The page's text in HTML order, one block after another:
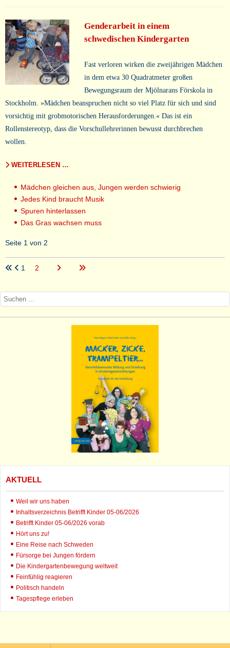
Genderarbeit in einem
schwedischen Kindergarten
Fast verloren wirken die zweijährigen Mädchen
in dem etwa 30 Quadratmeter großen
Bewegungsraum der Mjölnarans Förskola in
Stockholm. »Mädchen beanspruchen nicht so viel Platz für sich und sind
vorsichtig mit grobmotorischen Herausforderungen.« Das ist ein
Rollenstereotyp, dass die Vorschullehrerinnen bewusst durchbrechen
wollen.
WEITERLESEN …
Mädchen gleichen aus, Jungen werden schwierig
Jedes Kind braucht Musik
Spuren hinterlassen
Das Gras wachsen muss
Seite 1 von 2
1 2
AKTUELL
Weil wir uns haben
Inhaltsverzeichnis Betrifft Kinder 05-06/2026
Betrifft Kinder 05-06/2026 vorab
Hört uns zu!
Eine Reise nach Schweden
Fürsorge bei Jungen fördern
Die Kindergartenbewegung weltweit
Feinfühlig reagieren
Politisch handeln
Tagespflege erleben